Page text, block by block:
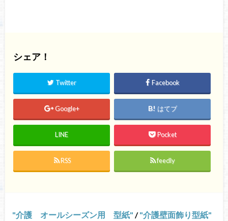
シェア！
Twitter Facebook
Google+ はてブ
LINE Pocket
RSS feedly
介護 オールシーズン用 型紙 / 介護壁面飾り型紙